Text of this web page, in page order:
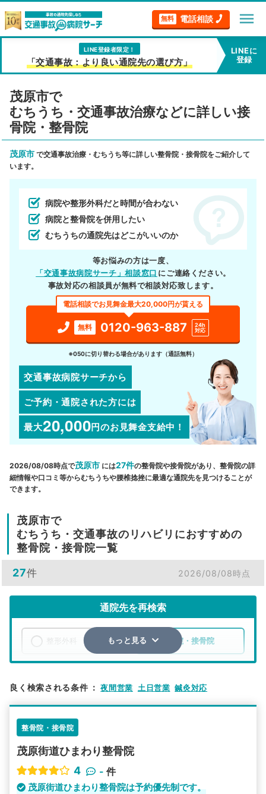
無料 電話相談 menu
LINE登録者限定！
「交通事故：より良い通院先の選び方」
LINEに
登録
茂原市で
むちうち・交通事故治療などに詳しい接
骨院・整骨院
茂原市 で交通事故治療・むちうち等に詳しい整骨院・接骨院をご紹介して
います。
病院や整形外科だと時間が合わない
病院と整骨院を併用したい
むちうちの通院先はどこがいいのか
等お悩みの方は一度、
「交通事故病院サーチ」相談窓口 にご連絡ください。
事故対応の相談員が無料で相談対応致します。
電話相談でお見舞金最大20,000円が貰える
無料 0120-963-887
24h
対応
※050に切り替わる場合があります（通話無料）
交通事故病院サーチから
ご予約・通院された方には
最大20,000円のお見舞金支給中！
2026/08/08時点で茂原市 には27件の整骨院や接骨院があり、整骨院の詳
細情報や口コミ等からむちうちや腰椎捻挫に最適な通院先を見つけることが
できます。
茂原市で
むちうち・交通事故のリハビリにおすすめの
整骨院・接骨院一覧
27件 2026/08/08時点
通院先を再検索
整骨院・接骨院
検索する
駅から探す 院名から探す
もっと見る
良く検索される条件 ： 夜間営業 土日営業 鍼灸対応
整骨院・接骨院
茂原街道ひまわり整骨院
4
- 件
茂原街道ひまわり整骨院は予約優先制です。